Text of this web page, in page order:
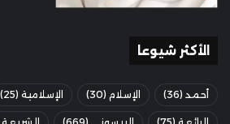
الأكثر شيوعا
أحمد (36) الإسلام (30) الإسلامية (25)